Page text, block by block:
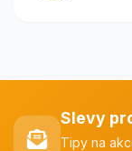
Slevy
Tipy na